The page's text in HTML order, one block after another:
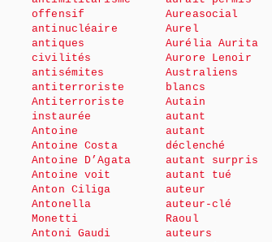
offensif
antinucléaire
antiques
civilités
antisémites
antiterroriste
Antiterroriste
instaurée
Antoine
Antoine Costa
Antoine D’Agata
Antoine voit
Anton Ciliga
Antonella
Monetti
Antoni Gaudi
Aureasocial
Aurel
Aurélia Aurita
Aurore Lenoir
Australiens
blancs
Autain
autant
autant
déclenché
autant surpris
autant tué
auteur
auteur-clé
Raoul
auteurs